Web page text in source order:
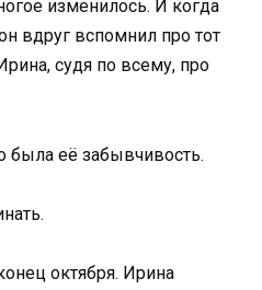
изменилось. И когда
вдруг вспомнил про тот
судя по всему, про
была её забывчивость.
октября. Ирина